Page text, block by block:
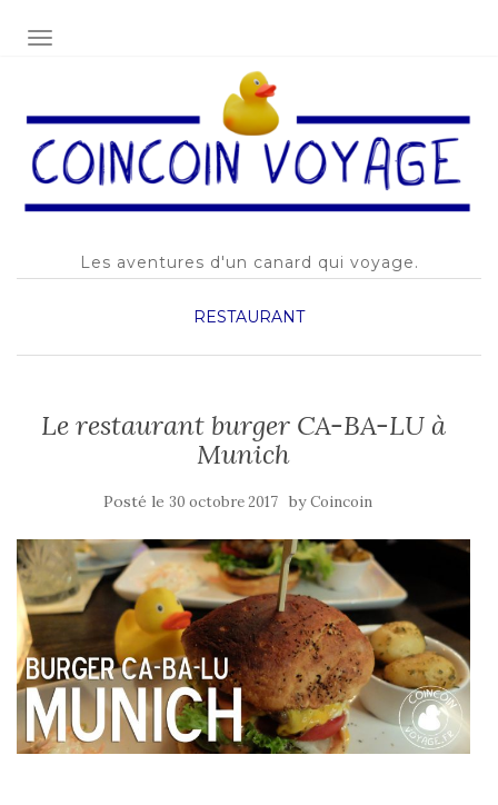
AFFICHER/MASQUER LA NAVIGATION
Les aventures d'un canard qui voyage.
RESTAURANT
Le restaurant burger CA-BA-LU à
Munich
Posté le 30 octobre 2017 byCoincoin